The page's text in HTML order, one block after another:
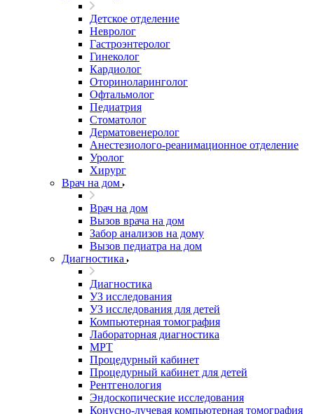
Детское отделение
Невролог
Гастроэнтеролог
Гинеколог
Кардиолог
Оториноларинголог
Офтальмолог
Педиатрия
Стоматолог
Дерматовенеролог
Анестезиолого-реанимационное отделение
Уролог
Хирург
Врач на дом
Врач на дом
Вызов врача на дом
Забор анализов на дому
Вызов педиатра на дом
Диагностика
Диагностика
УЗ исследования
УЗ исследования для детей
Компьютерная томография
Лабораторная диагностика
МРТ
Процедурный кабинет
Процедурный кабинет для детей
Рентгенология
Эндоскопические исследования
Конусно-лучевая компьютерная томография